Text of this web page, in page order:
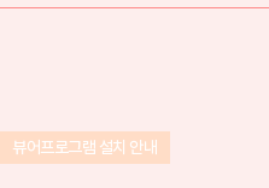
뷰어프로그램 설치 안내